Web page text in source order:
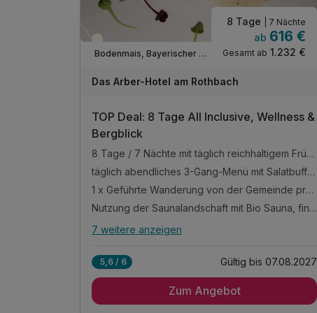
und Vorteilen an Ihrem Urlaubsort
Persönliche Ausflugstipps und
Wanderempfehlungen vom Hotelteam
Nutzung der öffentlichen Verkehrsmittel, sowie
Teilweise ausgelastet
Bodenmais, Bayerischer Wald
8 Tage | 7 Nächte
ab 616 €
Gesamt ab 1.232 €
Das Arber-Hotel am Rothbach
TOP Deal: 8 Tage All Inclusive, Wellness &
Bergblick
8 Tage / 7 Nächte mit täglich reichhaltigem Frühstücksbuffet voller Schmankerl und frischer Zutaten
täglich abendliches 3-Gang-Menü mit Salatbuffet und inklusive der Tischgetränke zum Abendessen zwischen 18:00 und 20:00 Uhr
1 x Geführte Wanderung von der Gemeinde pro Tag im Zuge Ihrer Gästekarte
Nutzung der Saunalandschaft mit Bio Sauna, finnischer Sauna, Infrarotkabine und Ruheraum
Alle Inklusivleistungen
Frühstücksbuffet voller Schmankerl und frischer
Zutaten
7 weitere anzeigen
5,6 / 6 Gültig bis 07.08.2027
Zum Angebot